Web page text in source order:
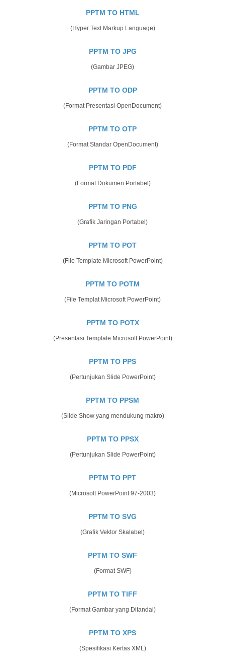
PPTM TO HTML
(Hyper Text Markup Language)
PPTM TO JPG
(Gambar JPEG)
PPTM TO ODP
(Format Presentasi OpenDocument)
PPTM TO OTP
(Format Standar OpenDocument)
PPTM TO PDF
(Format Dokumen Portabel)
PPTM TO PNG
(Grafik Jaringan Portabel)
PPTM TO POT
(File Template Microsoft PowerPoint)
PPTM TO POTM
(File Templat Microsoft PowerPoint)
PPTM TO POTX
(Presentasi Template Microsoft PowerPoint)
PPTM TO PPS
(Pertunjukan Slide PowerPoint)
PPTM TO PPSM
(Slide Show yang mendukung makro)
PPTM TO PPSX
(Pertunjukan Slide PowerPoint)
PPTM TO PPT
(Microsoft PowerPoint 97-2003)
PPTM TO SVG
(Grafik Vektor Skalabel)
PPTM TO SWF
(Format SWF)
PPTM TO TIFF
(Format Gambar yang Ditandai)
PPTM TO XPS
(Spesifikasi Kertas XML)